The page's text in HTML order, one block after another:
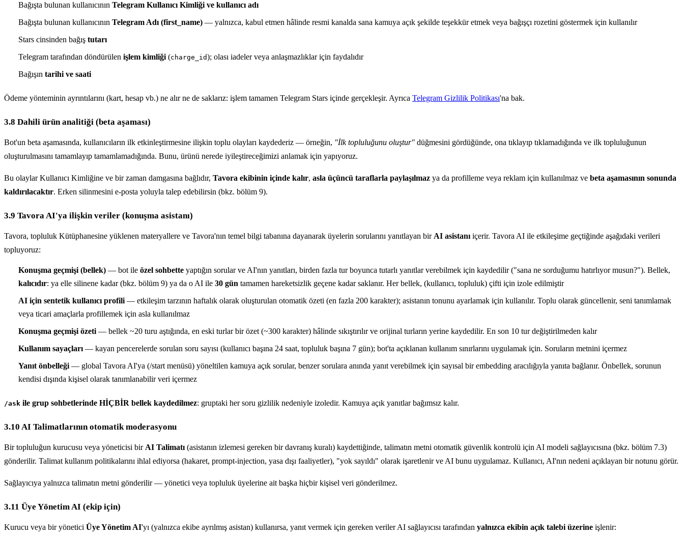
Bağışta bulunan kullanıcının Telegram Kullanıcı Kimliği ve kullanıcı adı
Bağışta bulunan kullanıcının Telegram Adı (first_name) — yalnızca, kabul etmen hâlinde resmi kanalda sana kamuya açık şekilde teşekkür etmek veya bağışçı rozetini göstermek için kullanılır
Stars cinsinden bağış tutarı
Telegram tarafından döndürülen işlem kimliği (charge_id); olası iadeler veya anlaşmazlıklar için faydalıdır
Bağışın tarihi ve saati
Ödeme yönteminin ayrıntılarını (kart, hesap vb.) ne alır ne de saklarız: işlem tamamen Telegram Stars içinde gerçekleşir. Ayrıca Telegram Gizlilik Politikası'na bak.
3.8 Dahili ürün analitiği (beta aşaması)
Bot'un beta aşamasında, kullanıcıların ilk etkinleştirmesine ilişkin toplu olayları kaydederiz — örneğin, "İlk topluluğunu oluştur" düğmesini gördüğünde, ona tıklayıp tıklamadığında ve ilk topluluğunun
oluşturulmasını tamamlayıp tamamlamadığında. Bunu, ürünü nerede iyileştireceğimizi anlamak için yapıyoruz.
Bu olaylar Kullanıcı Kimliğine ve bir zaman damgasına bağlıdır, Tavora ekibinin içinde kalır, asla üçüncü taraflarla paylaşılmaz ya da profilleme veya reklam için kullanılmaz ve beta aşamasının sonunda
kaldırılacaktır. Erken silinmesini e-posta yoluyla talep edebilirsin (bkz. bölüm 9).
3.9 Tavora AI'ya ilişkin veriler (konuşma asistanı)
Tavora, topluluk Kütüphanesine yüklenen materyallere ve Tavora'nın temel bilgi tabanına dayanarak üyelerin sorularını yanıtlayan bir AI asistanı içerir. Tavora AI ile etkileşime geçtiğinde aşağıdaki verileri
topluyoruz:
Konuşma geçmişi (bellek) — bot ile özel sohbette yaptığın sorular ve AI'nın yanıtları, birden fazla tur boyunca tutarlı yanıtlar verebilmek için kaydedilir ("sana ne sorduğumu hatırlıyor musun?"). Bellek,
kalıcıdır: ya elle silinene kadar (bkz. bölüm 9) ya da o AI ile 30 gün tamamen hareketsizlik geçene kadar saklanır. Her bellek, (kullanıcı, topluluk) çifti için izole edilmiştir
AI için sentetik kullanıcı profili — etkileşim tarzının haftalık olarak oluşturulan otomatik özeti (en fazla 200 karakter); asistanın tonunu ayarlamak için kullanılır. Toplu olarak güncellenir, seni tanımlamak
veya ticari amaçlarla profillemek için asla kullanılmaz
Konuşma geçmişi özeti — bellek ~20 turu aştığında, en eski turlar bir özet (~300 karakter) hâlinde sıkıştırılır ve orijinal turların yerine kaydedilir. En son 10 tur değiştirilmeden kalır
Kullanım sayaçları — kayan pencerelerde sorulan soru sayısı (kullanıcı başına 24 saat, topluluk başına 7 gün); bot'ta açıklanan kullanım sınırlarını uygulamak için. Soruların metnini içermez
Yanıt önbelleği — global Tavora AI'ya (/start menüsü) yöneltilen kamuya açık sorular, benzer sorulara anında yanıt verebilmek için sayısal bir embedding aracılığıyla yanıta bağlanır. Önbellek, sorunun
kendisi dışında kişisel olarak tanımlanabilir veri içermez
/ask ile grup sohbetlerinde HİÇBİR bellek kaydedilmez: gruptaki her soru gizlilik nedeniyle izoledir. Kamuya açık yanıtlar bağımsız kalır.
3.10 AI Talimatlarının otomatik moderasyonu
Bir topluluğun kurucusu veya yöneticisi bir AI Talimatı (asistanın izlemesi gereken bir davranış kuralı) kaydettiğinde, talimatın metni otomatik güvenlik kontrolü için AI modeli sağlayıcısına (bkz. bölüm 7.3)
gönderilir. Talimat kullanım politikalarını ihlal ediyorsa (hakaret, prompt-injection, yasa dışı faaliyetler), "yok sayıldı" olarak işaretlenir ve AI bunu uygulamaz. Kullanıcı, AI'nın nedeni açıklayan bir notunu görür.
Sağlayıcıya yalnızca talimatın metni gönderilir — yönetici veya topluluk üyelerine ait başka hiçbir kişisel veri gönderilmez.
3.11 Üye Yönetim AI (ekip için)
Kurucu veya bir yönetici Üye Yönetim AI'yı (yalnızca ekibe ayrılmış asistan) kullanırsa, yanıt vermek için gereken veriler AI sağlayıcısı tarafından yalnızca ekibin açık talebi üzerine işlenir: